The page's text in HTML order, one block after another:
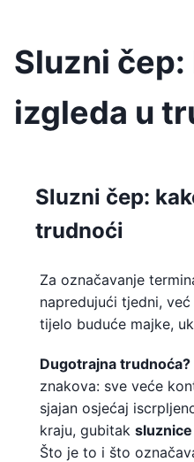
Sluzni čep:
izgleda u
Sluzni čep:
trudnoći
Za označavanje
napredujući tjedni,
tijelo buduće majke,
Dugotrajna trudnoća?
znakova: sve veće
sjajan osjećaj
kraju, gubitak sluznice
Što je to i što